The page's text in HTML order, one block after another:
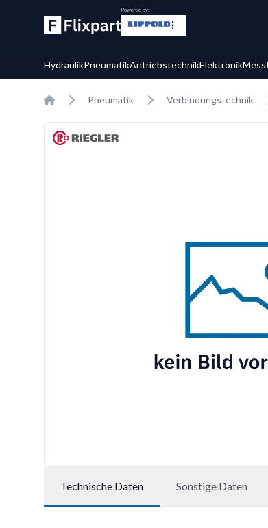
Powered by:
HydraulikPneumatikAntriebstechnikElektronik
Home Pneumatik Verbindungstechnik
Technische Daten Sonstige Daten